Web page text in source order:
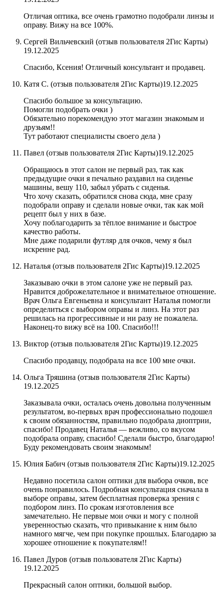
Отличая оптика, все очень грамотно подобрали линзы и
оправу. Вижу на все 100%.
Сергей Вильчевский​ (отзыв пользователя 2Гис Карты)
19.12.2025
Спасибо, Ксения! Отличный консультант и продавец.
Катя С. (отзыв пользователя 2Гис Карты)19.12.2025
Спасибо большое за консультацию.
Помогли подобрать очки )
Обязательно порекомендую этот магазин знакомым и
друзьям!!
Тут работают специалисты своего дела )
Павел (отзыв пользователя 2Гис Карты)19.12.2025
Обращаюсь в этот салон не первый раз, так как
предыдущие очки я печально раздавил на сиденье
машины, вешу 110, забыл убрать с сиденья.
Что хочу сказать, обратился снова сюда, мне сразу
подобрали оправу и сделали новые очки, так как мой
рецепт был у них в базе.
Хочу поблагодарить за тёплое внимание и быстрое
качество работы.
Мне даже подарили футляр для очков, чему я был
искренне рад.
Наталья​ (отзыв пользователя 2Гис Карты)19.12.2025
Заказываю очки в этом салоне уже не первый раз.
Нравится доброжелательное и внимательное отношение.
Врач Ольга Евгеньевна и консультант Наталья помогли
определиться с выбором оправы и линз. На этот раз
решилась на прогрессивные и ни разу не пожалела.
Наконец-то вижу всё на 100. Спасибо!!!
Виктор​ (отзыв пользователя 2Гис Карты)19.12.2025
Спасибо продавцу, подобрала на все 100 мне очки.
Ольга Тряшина​ (отзыв пользователя 2Гис Карты)
19.12.2025
Заказывала очки, осталась очень довольна полученным
результатом, во-первых врач профессионально подошел
к своим обязанностям, правильно подобрала диоптрии,
спасибо! Продавец Наталья — вежливо, со вкусом
подобрала оправу, спасибо! Сделали быстро, благодарю!
Буду рекомендовать своим знакомым!
Юлия Бабич​ (отзыв пользователя 2Гис Карты)19.12.2025
Недавно посетила салон оптики для выбора очков, все
очень понравилось. Подробная консультация сначала в
выборе оправы, затем бесплатная проверка зрения с
подбором линз. По срокам изготовления все
замечательно. Не первые мои очки и могу с полной
уверенностью сказать, что привыкание к ним было
намного мягче, чем при покупке прошлых. Благодарю за
хорошее отношение к покупателям!!
Павел Дуров​ (отзыв пользователя 2Гис Карты)
19.12.2025
Прекрасный салон оптики, большой выбор.